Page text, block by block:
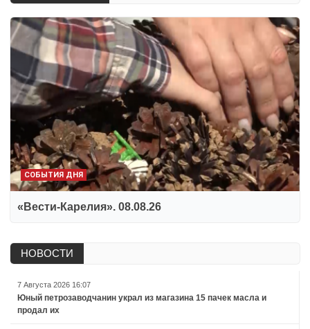
СОБЫТИЯ ДНЯ
«Вести-Карелия». 08.08.26
НОВОСТИ
7 Августа 2026 16:07
Юный петрозаводчанин украл из магазина 15 пачек масла и
продал их